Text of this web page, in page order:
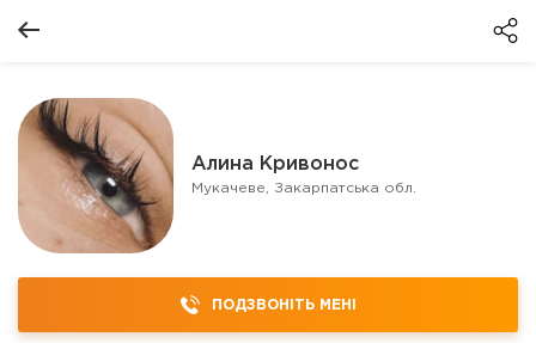
Алина Кривонос
Мукачеве, Закарпатська обл.
ПОДЗВОНІТЬ МЕНІ